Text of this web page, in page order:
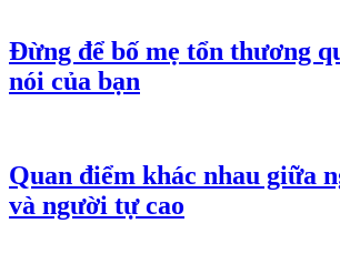
Đừng để bố mẹ tổn thương
nói của bạn
Quan điểm khác nhau giữa
và người tự cao